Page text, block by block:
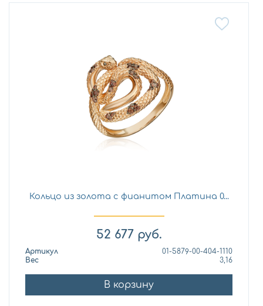
Кольцо из золота с фианитом Платина 0...
52 677 руб.
Артикул
01-5879-00-404-1110
Вес
3,16
В корзину